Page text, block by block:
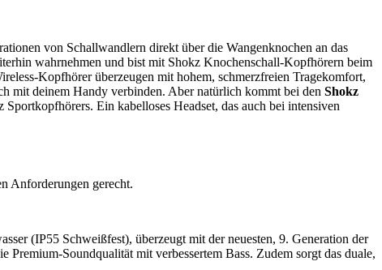
von Schallwandlern direkt über die Wangenknochen an das
wahrnehmen und bist mit Shokz Knochenschall-Kopfhörern beim
Kopfhörer überzeugen mit hohem, schmerzfreien Tragekomfort,
mit deinem Handy verbinden. Aber natürlich kommt bei den Shokz
Ein kabelloses Headset, das auch bei intensiven
Anforderungen gerecht.
(IP55 Schweißfest), überzeugt mit der neuesten, 9. Generation der
Soundqualität mit verbessertem Bass. Zudem sorgt das duale,